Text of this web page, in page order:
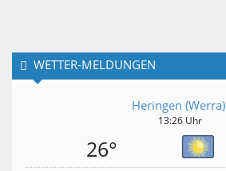
WETTER-MELDUNGEN
Heringen (Werra)
13:26 Uhr
26°